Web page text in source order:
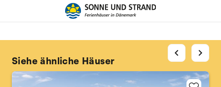
Siehe ähnliche Häuser
chevron_left chevron_right